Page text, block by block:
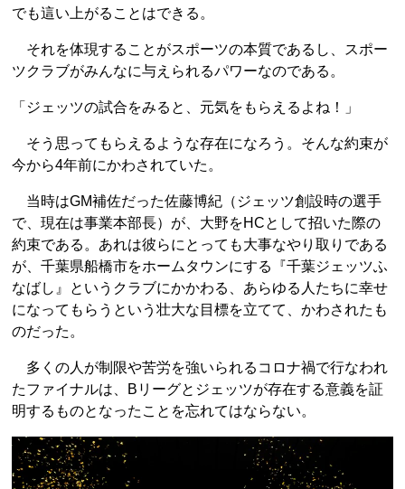
でも這い上がることはできる。
それを体現することがスポーツの本質であるし、スポー
ツクラブがみんなに与えられるパワーなのである。
「ジェッツの試合をみると、元気をもらえるよね！」
そう思ってもらえるような存在になろう。そんな約束が
今から4年前にかわされていた。
当時はGM補佐だった佐藤博紀（ジェッツ創設時の選手
で、現在は事業本部長）が、大野をHCとして招いた際の
約束である。あれは彼らにとっても大事なやり取りである
が、千葉県船橋市をホームタウンにする『千葉ジェッツふ
なばし』というクラブにかかわる、あらゆる人たちに幸せ
になってもらうという壮大な目標を立てて、かわされたも
のだった。
多くの人が制限や苦労を強いられるコロナ禍で行なわれ
たファイナルは、Bリーグとジェッツが存在する意義を証
明するものとなったことを忘れてはならない。